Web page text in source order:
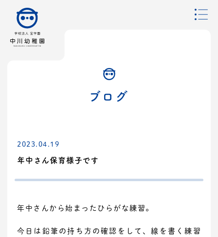
ブログ
2023.04.19
年中さん保育様子です
年中さんから始まったひらがな練習。
今日は鉛筆の持ち方の確認をして、線を書く練習